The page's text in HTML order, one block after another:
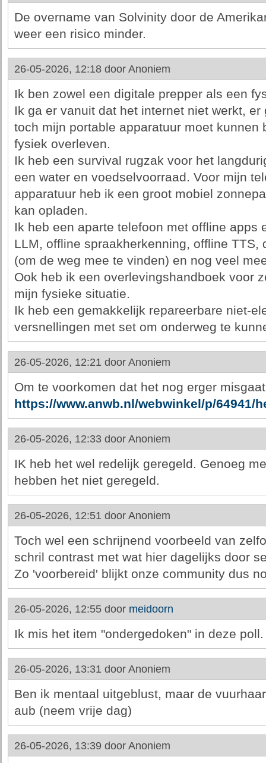
De overname van Solvinity door de
weer een risico minder.
26-05-2026, 12:18 door Anoniem
Ik ben zowel een digitale prepper als een
Ik ga er vanuit dat het internet niet werkt,
toch mijn portable apparatuur moet kunnen
fysiek overleven.
Ik heb een survival rugzak voor het
een water en voedselvoorraad. Voor mijn
apparatuur heb ik een groot mobiel
kan opladen.
Ik heb een aparte telefoon met offline apps
LLM, offline spraakherkenning, offline TTS,
(om de weg mee te vinden) en nog veel
Ook heb ik een overlevingshandboek voor
mijn fysieke situatie.
Ik heb een gemakkelijk repareerbare niet-
versnellingen met set om onderweg te
26-05-2026, 12:21 door Anoniem
Om te voorkomen dat het nog erger
https://www.anwb.nl/webwinkel/p/64941/
26-05-2026, 12:33 door Anoniem
IK heb het wel redelijk geregeld. Genoeg
hebben het niet geregeld.
26-05-2026, 12:51 door Anoniem
Toch wel een schrijnend voorbeeld van
schril contrast met wat hier dagelijks door
Zo 'voorbereid' blijkt onze community dus
26-05-2026, 12:55 door meidoorn
Ik mis het item "ondergedoken" in deze poll.
26-05-2026, 13:31 door Anoniem
Ben ik mentaal uitgeblust, maar de
aub (neem vrije dag)
26-05-2026, 13:39 door Anoniem